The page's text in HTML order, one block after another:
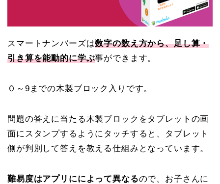
スマートナンバーズは数字の数え方から、足し算・
引き算を能動的に学ぶ事ができます。
０～9までの木製ブロック入りです。
問題の答えに当たる木製ブロックをタブレットの画
面にスタンプするようにタッチすると、タブレット
側が判別して答えを教える仕組みとなっています。
難易度はアプリにによって異なるので、お子さんに